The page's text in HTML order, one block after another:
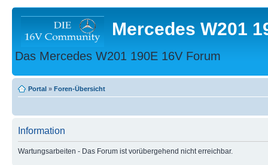
Mercedes W201
Das Mercedes W201 190E 16V Forum
Portal » Foren-Übersicht
Information
Wartungsarbeiten - Das Forum ist vorübergehend nicht erreichbar.